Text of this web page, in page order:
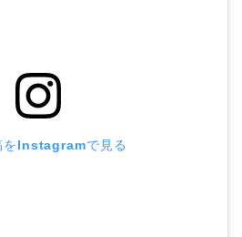
をInstagramで見る